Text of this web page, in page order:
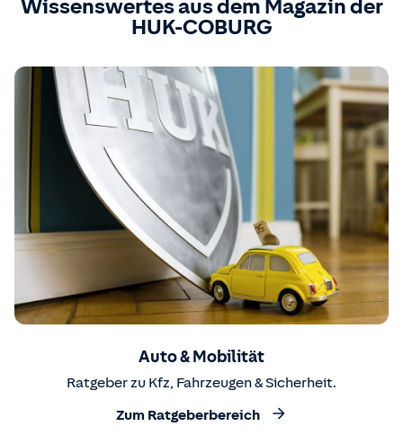
Wissenswertes aus dem Magazin der
HUK-COBURG
Auto & Mobilität
Ratgeber zu Kfz, Fahrzeugen & Sicherheit.
Zum Ratgeberbereich